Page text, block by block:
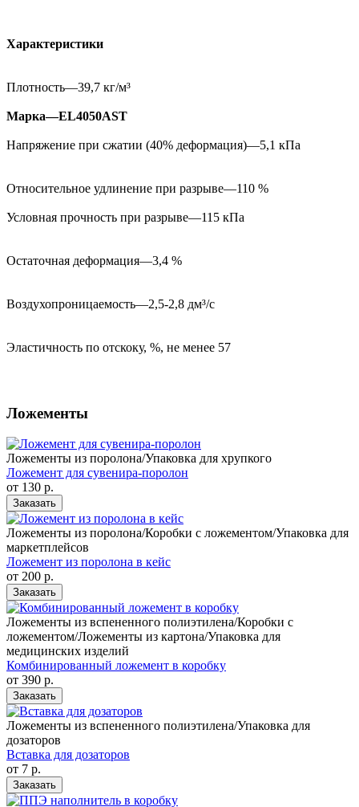
Характеристики
Плотность—39,7 кг/м³
Марка—EL4050AST
Напряжение при сжатии (40% деформация)—5,1 кПа
Относительное удлинение при разрыве—110 %
Условная прочность при разрыве—115 кПа
Остаточная деформация—3,4 %
Воздухопроницаемость—2,5-2,8 дм³/с
Эластичность по отскоку, %, не менее 57
Ложементы
Ложементы из поролона/Упаковка для хрупкого
Ложемент для сувенира-поролон
от 130 р.
Заказать
Ложементы из поролона/Коробки с ложементом/Упаковка для
маркетплейсов
Ложемент из поролона в кейс
от 200 р.
Заказать
Ложементы из вспененного полиэтилена/Коробки с
ложементом/Ложементы из картона/Упаковка для
медицинских изделий
Комбинированный ложемент в коробку
от 390 р.
Заказать
Ложементы из вспененного полиэтилена/Упаковка для
дозаторов
Вставка для дозаторов
от 7 р.
Заказать